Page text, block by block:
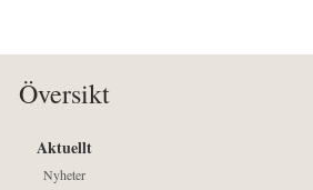
Översikt
Aktuellt
Nyheter